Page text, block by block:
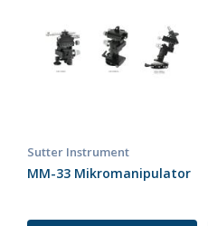
Sutter Instrument
MM-33 Mikromanipulator